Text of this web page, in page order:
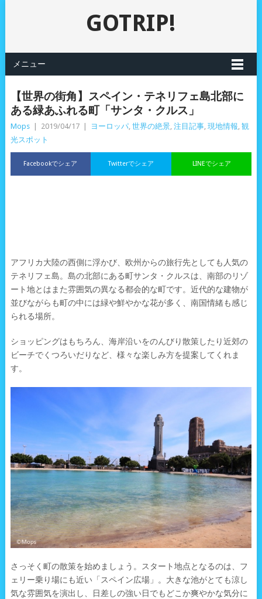
GOTRIP!
メニュー
【世界の街角】スペイン・テネリフェ島北部に
ある緑あふれる町「サンタ・クルス」
Mops 2019/04/17 ヨーロッパ, 世界の絶景, 注目記事, 現地情報, 観
光スポット
Facebookでシェア LINEでシェア
Twitterでシェア
アフリカ大陸の西側に浮かび、欧州からの旅行先としても人気の
テネリフェ島。島の北部にある町サンタ・クルスは、南部のリゾ
ート地とはまた雰囲気の異なる都会的な町です。近代的な建物が
並びながらも町の中には緑や鮮やかな花が多く、南国情緒も感じ
られる場所。
ショッピングはもちろん、海岸沿いをのんびり散策したり近郊の
ビーチでくつろいだりなど、様々な楽しみ方を提案してくれま
す。
さっそく町の散策を始めましょう。スタート地点となるのは、フ
ェリー乗り場にも近い「スペイン広場」。大きな池がとても涼し
気な雰囲気を演出し、日差しの強い日でもどこか爽やかな気分に